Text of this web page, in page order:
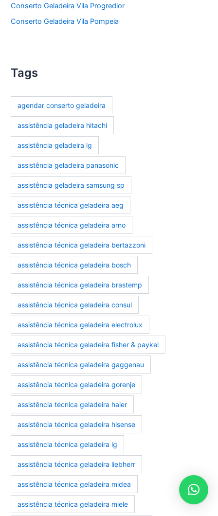
Conserto Geladeira Vila Progredior
Conserto Geladeira Vila Pompeia
Tags
agendar conserto geladeira
assistência geladeira hitachi
assistência geladeira lg
assistência geladeira panasonic
assistência geladeira samsung sp
assistência técnica geladeira aeg
assistência técnica geladeira arno
assistência técnica geladeira bertazzoni
assistência técnica geladeira bosch
assistência técnica geladeira brastemp
assistência técnica geladeira consul
assistência técnica geladeira electrolux
assistência técnica geladeira fisher & paykel
assistência técnica geladeira gaggenau
assistência técnica geladeira gorenje
assistência técnica geladeira haier
assistência técnica geladeira hisense
assistência técnica geladeira lg
assistência técnica geladeira liebherr
assistência técnica geladeira midea
assistência técnica geladeira miele